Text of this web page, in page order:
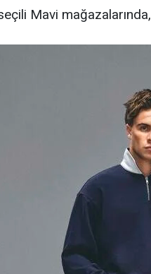
Mavi mağazalarında,